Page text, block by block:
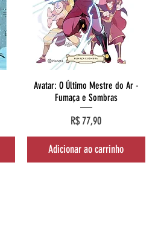
Visualização rápida
Avatar: O Último Mestre do Ar -
Fumaça e Sombras
Preço
R$ 77,90
Adicionar ao carrinho